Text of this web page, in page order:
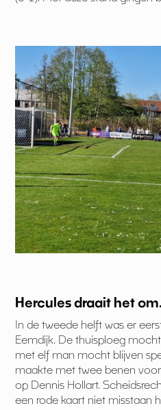
Hercules draait het om.
In de tweede helft was er
Eemdijk. De thuisploeg
met elf man mocht blijven
maakte met twee benen
op Dennis Hollart.
een rode kaart niet misstaan